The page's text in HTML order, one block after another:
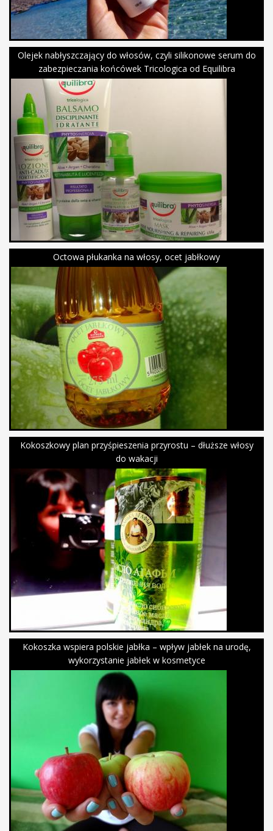
Olejek nabłyszczający do włosów, czyli silikonowe serum do
zabezpieczania końcówek Tricologica od Equilibra
Octowa płukanka na włosy, ocet jabłkowy
Kokoszkowy plan przyśpieszenia przyrostu – dłuższe włosy
do wakacji
Kokoszka wspiera polskie jabłka – wpływ jabłek na urodę,
wykorzystanie jabłek w kosmetyce